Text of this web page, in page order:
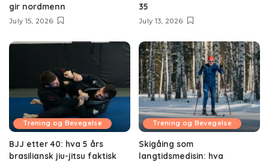
gir nordmenn
July 15, 2026
35
July 13, 2026
Trening og Bevegelse
BJJ etter 40: hva 5 års
brasiliansk jiu-jitsu faktisk
Trening og Bevegelse
Skigåing som
langtidsmedisin: hva